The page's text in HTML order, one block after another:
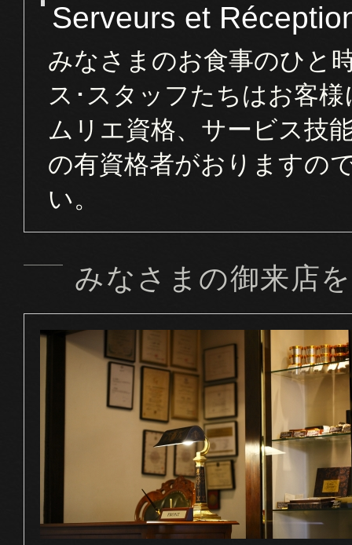
Serveurs et
みなさまのお食事のひと
ス･スタッフたちはお客
ムリエ資格、サービス技
の有資格者がおりますの
い。
みなさまの御来店